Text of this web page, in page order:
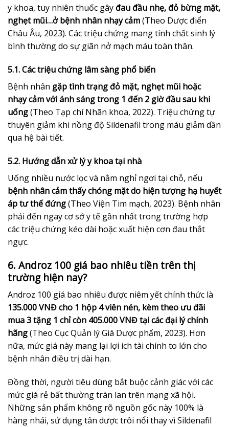
y khoa, tuy nhiên thuốc gâyđau đầu nhẹ, đỏ bừng mặt,
nghẹt mũi…ở bệnh nhân nhạy cảm(Theo Dược điển
Châu Âu, 2023). Các triệu chứng mang tính chất sinh lý
bình thường do sự giãn nở mạch máu toàn thân.
5.1. Các triệu chứng lâm sàng phổ biến
Bệnh nhân gặp tình trạng đỏ mặt, nghẹt mũi hoặc
nhạy cảm với ánh sáng trong 1 đến 2 giờ đầu sau khi
uống(Theo Tạp chí Nhãn khoa, 2022). Triệu chứng tự
thuyên giảm khi nồng độ Sildenafil trong máu giảm dần
qua hệ bài tiết.
5.2. Hướng dẫn xử lý y khoa tại nhà
Uống nhiều nước lọc và nằm nghỉ ngơi tại chỗ, nếu
bệnh nhân cảm thấy chóng mặt do hiện tượng hạ huyết
áp tư thế đứng(Theo Viện Tim mạch, 2023). Bệnh nhân
phải đến ngay cơ sở y tế gần nhất trong trường hợp
các triệu chứng kéo dài hoặc xuất hiện cơn đau thắt
ngực.
6. Androz 100 giá bao nhiêu tiền trên thị
trường hiện nay?
Androz 100 giá bao nhiêu được niêm yết chính thức là
135.000 VNĐ cho 1 hộp 4 viên nén, kèm theo ưu đãi
mua 3 tặng 1 chỉ còn 405.000 VNĐ tại các đại lý chính
hãng(Theo Cục Quản lý Giá Dược phẩm, 2023). Hơn
nữa, mức giá này mang lại lợi ích tài chính to lớn cho
bệnh nhân điều trị dài hạn.
Đồng thời, người tiêu dùng bắt buộc cảnh giác với các
mức giá rẻ bất thường tràn lan trên mạng xã hội.
Những sản phẩm không rõ nguồn gốc này 100% là
hàng nhái, sử dụng tân dược trôi nổi thay vì Sildenafil